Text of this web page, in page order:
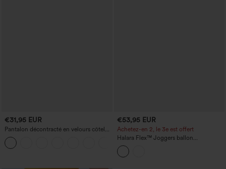
€31,95 EUR
Pantalon décontracté en velours côtelé,
taille mi-haute, poche zippée
€53,95 EUR
Achetez-en 2, le 3e est offert
Halara Flex™ Joggers ballon
décontractés en jean, taille mi-haute,
avec poches